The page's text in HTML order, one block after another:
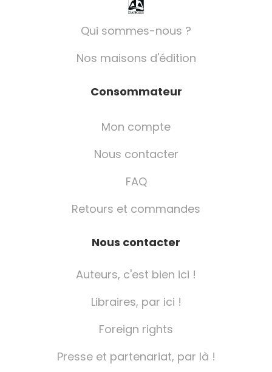
Qui sommes-nous ?
Nos maisons d'édition
Consommateur
Mon compte
Nous contacter
FAQ
Retours et commandes
Nous contacter
Auteurs, c'est bien ici !
Libraires, par ici !
Foreign rights
Presse et partenariat, par là !